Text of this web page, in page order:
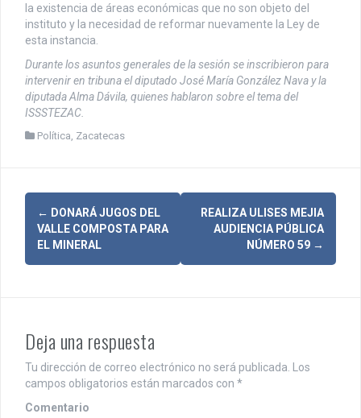
la existencia de áreas económicas que no son objeto del
instituto y la necesidad de reformar nuevamente la Ley de
esta instancia.
Durante los asuntos generales de la sesión se inscribieron para
intervenir en tribuna el diputado José María González Nava y la
diputada Alma Dávila, quienes hablaron sobre el tema del
ISSSTEZAC.
Política Zacatecas
N
g
a
c
← DONARÁ JUGOS DEL
VALLE COMPOSTA PARA
EL MINERAL
REALIZA ULISES MEJIA
AUDIENCIA PÚBLICA
NÚMERO 59 →
Deja una respuesta
Tu dirección de correo electrónico no será publicada.
Los
campos obligatorios están marcados con *
Comentario